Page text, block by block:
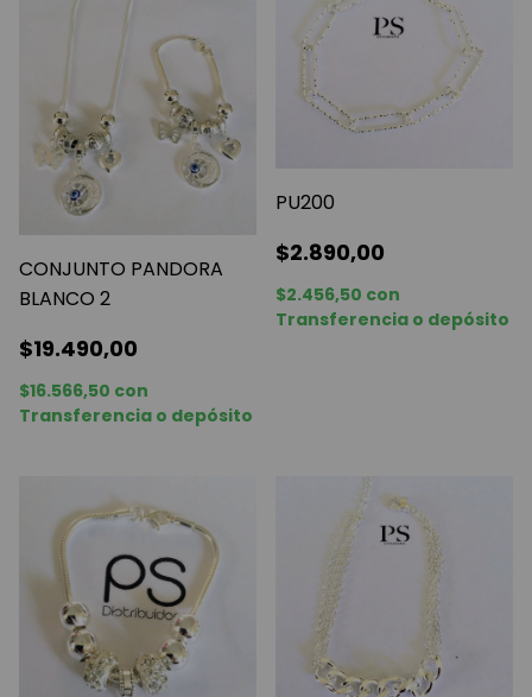
CONJUNTO PANDORA
BLANCO 2
$19.490,00
$16.566,50 con
Transferencia o depósito
PU200
$2.890,00
$2.456,50 con
Transferencia o depósito